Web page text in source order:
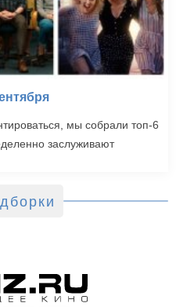
мы собрали топ-6
заслуживают